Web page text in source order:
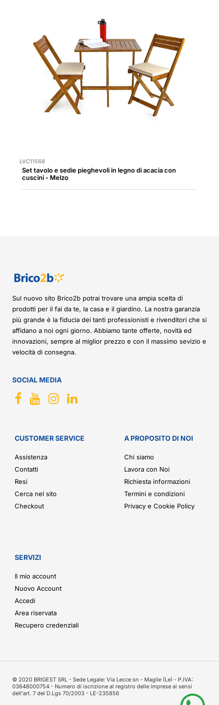
LVC11568
Set tavolo e sedie pieghevoli in legno di acacia con
cuscini - Melzo
Sul nuovo sito Brico2b potrai trovare una ampia scelta di
prodotti per il fai da te, la casa e il giardino. La nostra garanzia
più grande è la fiducia dei tanti professionisti e rivenditori che si
affidano a noi ogni giorno. Abbiamo tante offerte, novità ed
innovazioni, sempre al miglior prezzo e con il massimo sevizio e
velocità di consegna.
SOCIAL MEDIA
CUSTOMER SERVICE
Assistenza
Contatti
Resi
Cerca nel sito
Checkout
A PROPOSITO DI NOI
Chi siamo
Lavora con Noi
Richiesta informazioni
Termini e condizioni
Privacy e Cookie Policy
SERVIZI
Il mio account
Nuovo Account
Accedi
Area riservata
Recupero credenziali
© 2020 BRIGEST SRL - Sede Legale: Via Lecce sn - Maglie (Le) - P.IVA:
03648000754 - Numero di iscrizione al registro delle imprese ai sensi
dell'art. 7 del D.Lgs 70/2003 - LE-235856